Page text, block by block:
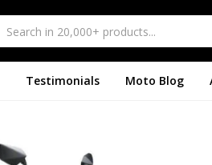
Testimonials Moto Blog